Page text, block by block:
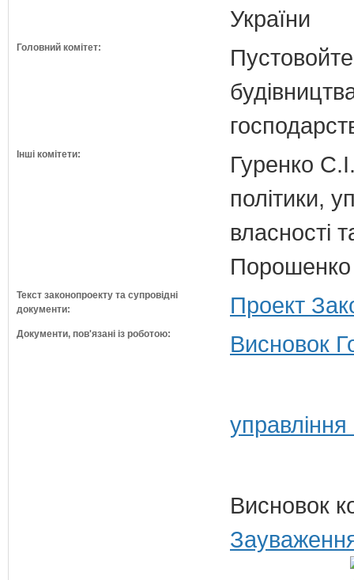
України
Головний комітет:
Інші комітети:
Гуренко
політики,
власності
Порошенко
Текст законопроекту та супровідні
документи:
Проект
Документи, пов'язані із роботою: Висновок
Висновок